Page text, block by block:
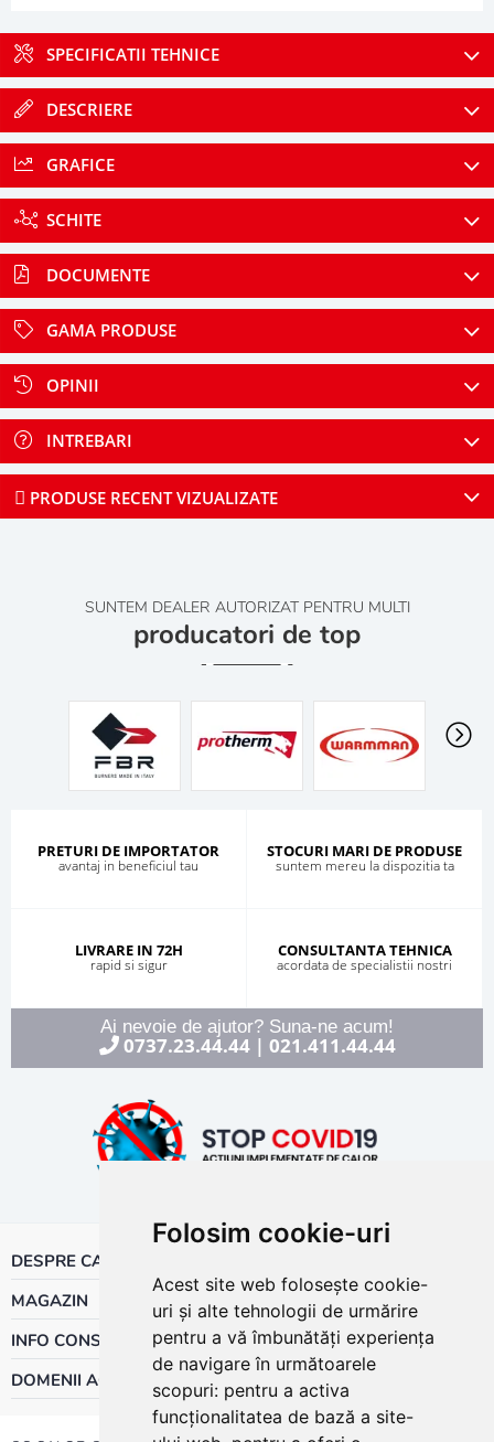
Folosim cookie-uri
Acest site web folosește cookie-
uri și alte tehnologii de urmărire
pentru a vă îmbunătăți experiența
de navigare în următoarele
scopuri: pentru a activa
funcționalitatea de bază a site-
SPECIFICATII TEHNICE
DESCRIERE
GRAFICE
SCHITE
DOCUMENTE
GAMA PRODUSE
OPINII
INTREBARI
PRODUSE RECENT VIZUALIZATE
SUNTEM DEALER AUTORIZAT PENTRU MULTI
producatori de top
PRETURI DE IMPORTATOR
avantaj in beneficiul tau
STOCURI MARI DE PRODUSE
suntem mereu la dispozitia ta
LIVRARE IN 72H
rapid si sigur
CONSULTANTA TEHNICA
acordata de specialistii nostri
Ai nevoie de ajutor? Suna-ne acum!
0737.23.44.44| 021.411.44.44
DESPRE CALOR
MAGAZIN
INFO CONSUMATOR
DOMENII ACTIVITATE